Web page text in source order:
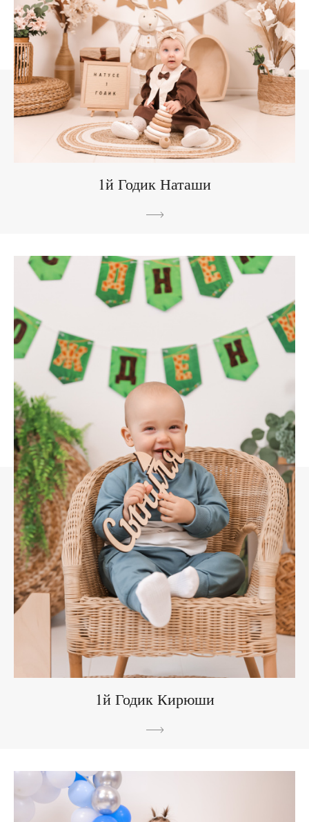
1й Годик Наташи
1й Годик Кирюши